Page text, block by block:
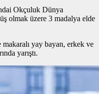
Okçuluk Dünya
olmak üzere 3 madalya elde
yay bayan, erkek ve
yarıştı.